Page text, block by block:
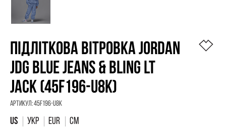
ПІДЛІТКОВА ВІТРОВКА JORDAN
JDG BLUE JEANS & BLING LT
JACK (45F196-U8K)
Артикул:45F196-U8K
УКР EUR СМ